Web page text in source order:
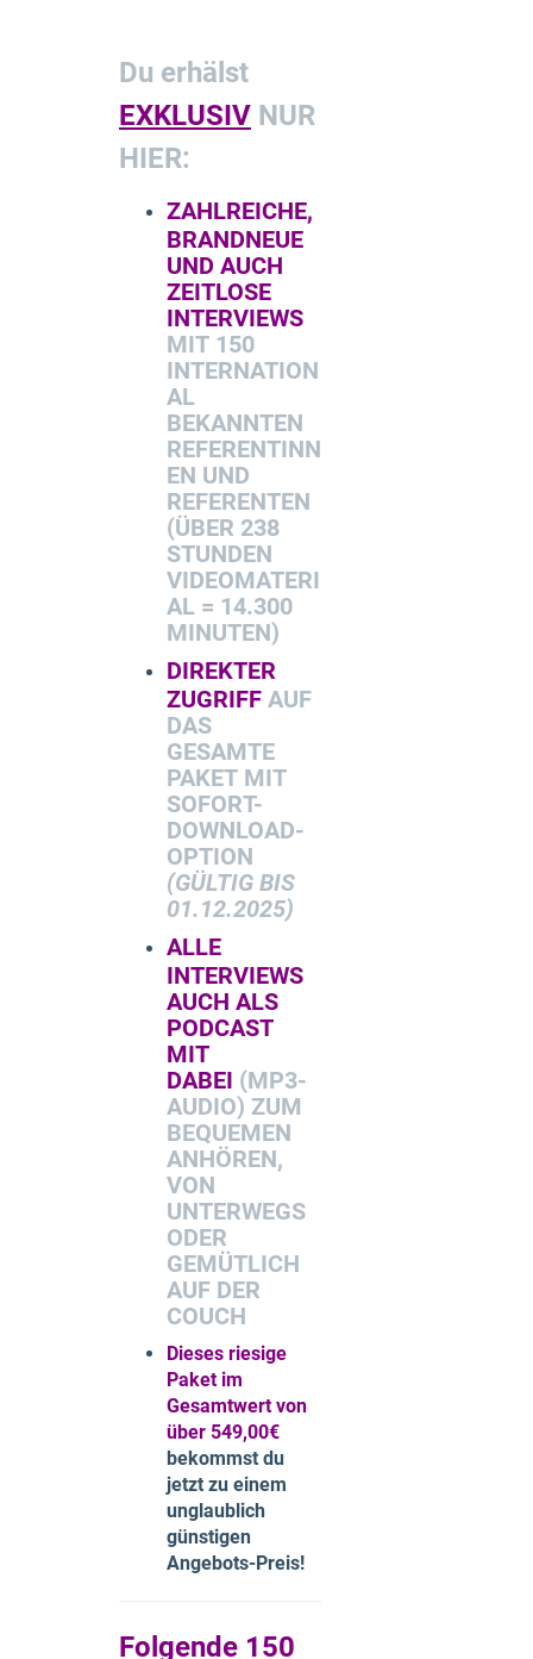
Du erhälst
EXKLUSIV NUR
HIER:
ZAHLREICHE,
BRANDNEUE
UND AUCH
ZEITLOSE
INTERVIEWS
MIT 150
INTERNATION
AL
BEKANNTEN
REFERENTINN
EN UND
REFERENTEN
(ÜBER 238
STUNDEN
VIDEOMATERI
AL = 14.300
MINUTEN)
DIREKTER
ZUGRIFF AUF
DAS
GESAMTE
PAKET MIT
SOFORT-
DOWNLOAD-
OPTION
(GÜLTIG BIS
01.12.2025)
ALLE
INTERVIEWS
AUCH ALS
PODCAST
MIT
DABEI (MP3-
AUDIO) ZUM
BEQUEMEN
ANHÖREN,
VON
UNTERWEGS
ODER
GEMÜTLICH
AUF DER
COUCH
Dieses riesige
Paket im
Gesamtwert von
über 549,00€
bekommst du
jetzt zu einem
unglaublich
günstigen
Angebots-Preis!
Folgende 150